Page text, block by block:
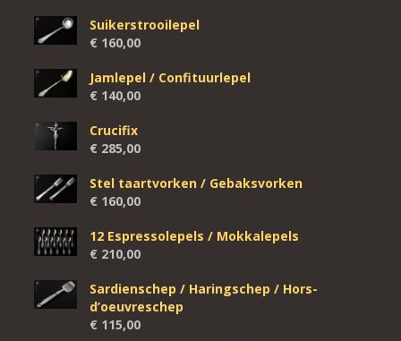
Suikerstrooilepel
€ 160,00
Jamlepel / Confituurlepel
€ 140,00
Crucifix
€ 285,00
Stel taartvorken / Gebaksvorken
€ 160,00
12 Espressolepels / Mokkalepels
€ 210,00
Sardienschep / Haringschep / Hors-
d’oeuvreschep
€ 115,00